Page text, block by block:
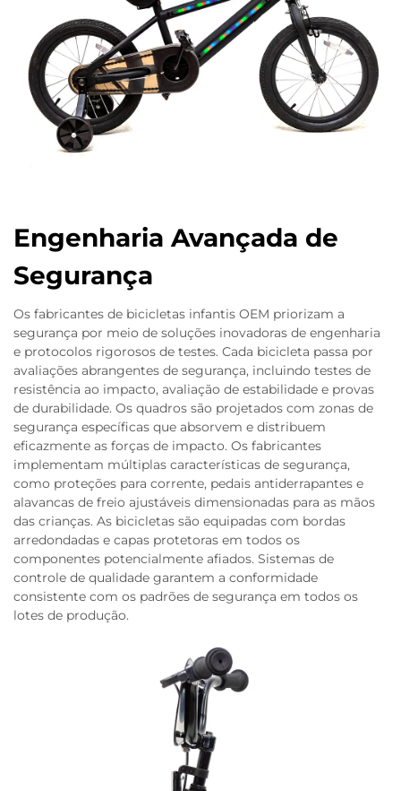
Engenharia Avançada de
Segurança
Os fabricantes de bicicletas infantis OEM priorizam a
segurança por meio de soluções inovadoras de engenharia
e protocolos rigorosos de testes. Cada bicicleta passa por
avaliações abrangentes de segurança, incluindo testes de
resistência ao impacto, avaliação de estabilidade e provas
de durabilidade. Os quadros são projetados com zonas de
segurança específicas que absorvem e distribuem
eficazmente as forças de impacto. Os fabricantes
implementam múltiplas características de segurança,
como proteções para corrente, pedais antiderrapantes e
alavancas de freio ajustáveis dimensionadas para as mãos
das crianças. As bicicletas são equipadas com bordas
arredondadas e capas protetoras em todos os
componentes potencialmente afiados. Sistemas de
controle de qualidade garantem a conformidade
consistente com os padrões de segurança em todos os
lotes de produção.